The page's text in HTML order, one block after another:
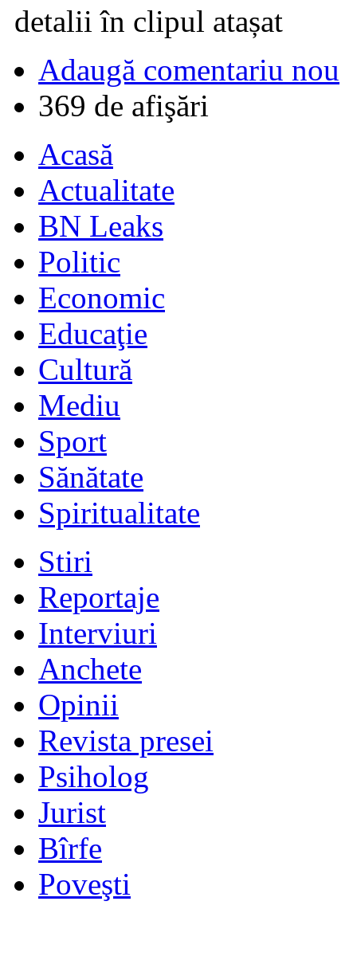
detalii în clipul atașat
Adaugă comentariu nou
369 de afişări
Acasă
Actualitate
BN Leaks
Politic
Economic
Educaţie
Cultură
Mediu
Sport
Sănătate
Spiritualitate
Stiri
Reportaje
Interviuri
Anchete
Opinii
Revista presei
Psiholog
Jurist
Bîrfe
Poveşti